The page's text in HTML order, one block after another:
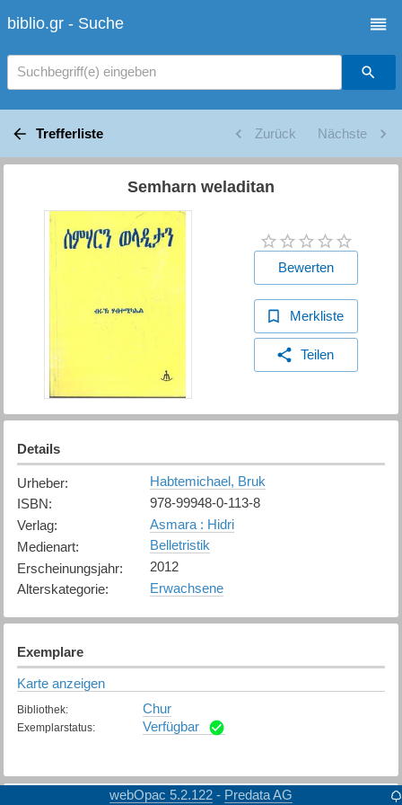
biblio.gr - Suche
Suchbegriff(e) eingeben
Trefferliste Zurück Nächste
Semharn weladitan
Bewerten
Merkliste
Teilen
Details
Urheber:
Habtemichael, Bruk
ISBN:
978-99948-0-113-8
Verlag:
Asmara : Hidri
Medienart:
Belletristik
Erscheinungsjahr:
2012
Alterskategorie: Erwachsene
Exemplare
Karte anzeigen
Bibliothek: Chur
Exemplarstatus: Verfügbar
webOpac 5.2.122 - Predata AG